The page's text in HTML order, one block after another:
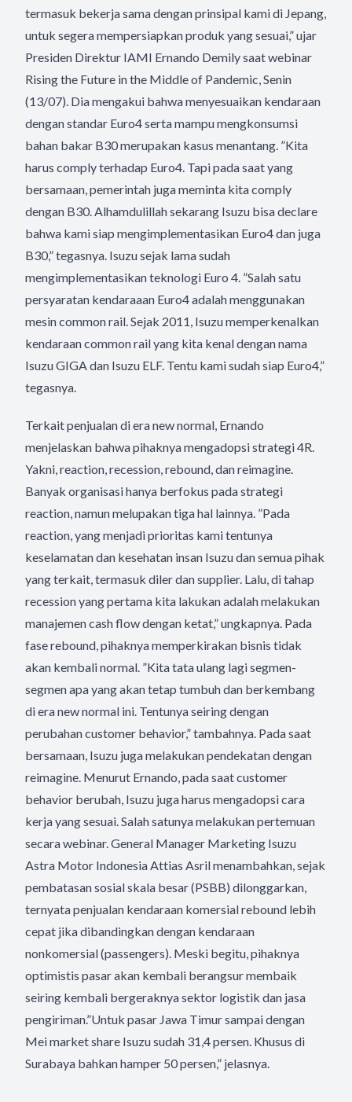
termasuk bekerja sama dengan prinsipal kami di Jepang,
untuk segera mempersiapkan produk yang sesuai,” ujar
Presiden Direktur IAMI Ernando Demily saat webinar
Rising the Future in the Middle of Pandemic, Senin
(13/07). Dia mengakui bahwa menyesuaikan kendaraan
dengan standar Euro4 serta mampu mengkonsumsi
bahan bakar B30 merupakan kasus menantang. ”Kita
harus comply terhadap Euro4. Tapi pada saat yang
bersamaan, pemerintah juga meminta kita comply
dengan B30. Alhamdulillah sekarang Isuzu bisa declare
bahwa kami siap mengimplementasikan Euro4 dan juga
B30,” tegasnya. Isuzu sejak lama sudah
mengimplementasikan teknologi Euro 4. ”Salah satu
persyaratan kendaraaan Euro4 adalah menggunakan
mesin common rail. Sejak 2011, Isuzu memperkenalkan
kendaraan common rail yang kita kenal dengan nama
Isuzu GIGA dan Isuzu ELF. Tentu kami sudah siap Euro4,”
tegasnya.
Terkait penjualan di era new normal, Ernando
menjelaskan bahwa pihaknya mengadopsi strategi 4R.
Yakni, reaction, recession, rebound, dan reimagine.
Banyak organisasi hanya berfokus pada strategi
reaction, namun melupakan tiga hal lainnya. ”Pada
reaction, yang menjadi prioritas kami tentunya
keselamatan dan kesehatan insan Isuzu dan semua pihak
yang terkait, termasuk diler dan supplier. Lalu, di tahap
recession yang pertama kita lakukan adalah melakukan
manajemen cash flow dengan ketat,” ungkapnya. Pada
fase rebound, pihaknya memperkirakan bisnis tidak
akan kembali normal. ”Kita tata ulang lagi segmen-
segmen apa yang akan tetap tumbuh dan berkembang
di era new normal ini. Tentunya seiring dengan
perubahan customer behavior,” tambahnya. Pada saat
bersamaan, Isuzu juga melakukan pendekatan dengan
reimagine. Menurut Ernando, pada saat customer
behavior berubah, Isuzu juga harus mengadopsi cara
kerja yang sesuai. Salah satunya melakukan pertemuan
secara webinar. General Manager Marketing Isuzu
Astra Motor Indonesia Attias Asril menambahkan, sejak
pembatasan sosial skala besar (PSBB) dilonggarkan,
ternyata penjualan kendaraan komersial rebound lebih
cepat jika dibandingkan dengan kendaraan
nonkomersial (passengers). Meski begitu, pihaknya
optimistis pasar akan kembali berangsur membaik
seiring kembali bergeraknya sektor logistik dan jasa
pengiriman.”Untuk pasar Jawa Timur sampai dengan
Mei market share Isuzu sudah 31,4 persen. Khusus di
Surabaya bahkan hamper 50 persen,” jelasnya.